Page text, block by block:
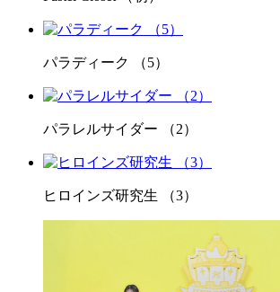
パラディーク （5）
パラレルサイダー （2）
ヒロインズ研究生 （3）